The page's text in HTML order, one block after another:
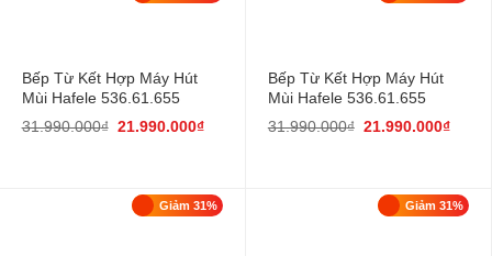
Bếp Từ Kết Hợp Máy Hút
Mùi Hafele 536.61.655
31.990.000₫ 21.990.000₫
Bếp Từ Kết Hợp Máy Hút
Mùi Hafele 536.61.655
31.990.000₫ 21.990.000₫
Giảm 31% Giảm 31%